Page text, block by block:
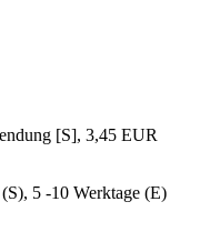
[S], 3,45 EUR
5 -10 Werktage (E)